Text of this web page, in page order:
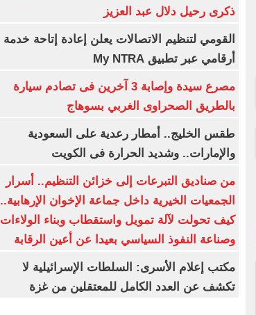
ذكرى رحيل دلال عبد العزيز
القومي لتنظيم الاتصالات يعلن إعادة إتاحة خدمة
أرقامي عبر تطبيق My NTRA
مصرع سيدة وإصابة 3 آخرين فى تصادم سيارة
بالطريق الصحراوى الغربي بسوهاج
طقس الخليج.. أمطار رعدية على السعودية
والإمارات.. وشديد الحرارة فى الكويت
من صناديق التبرعات إلى خزائن التنظيم.. أسرار
الجمعيات الخيرية داخل جماعة الإخوان الإرهابية..
كيف تحولت لآلة تمويل واستقطاب وبناء الولاءات
وصناعة النفوذ السياسي بعيدا عن أعين الرقابة
مكتب إعلام الأسرى: السلطات الإسرائيلية لا
تكشف عن العدد الكامل للمعتقلين من غزة